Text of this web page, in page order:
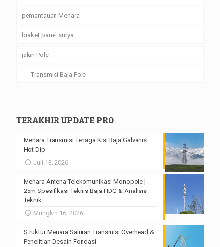
pemantauan Menara
braket panel surya
jalan Pole
Transmisi Baja Pole
TERAKHIR UPDATE PRO
Menara Transmisi Tenaga Kisi Baja Galvanis
Hot Dip
Juli 13, 2026
Menara Antena Telekomunikasi Monopole |
25m Spesifikasi Teknis Baja HDG & Analisis
Teknik
Mungkin 16, 2026
Struktur Menara Saluran Transmisi Overhead &
Penelitian Desain Fondasi